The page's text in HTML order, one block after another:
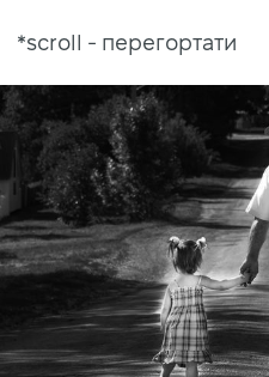
*scroll - перегортати